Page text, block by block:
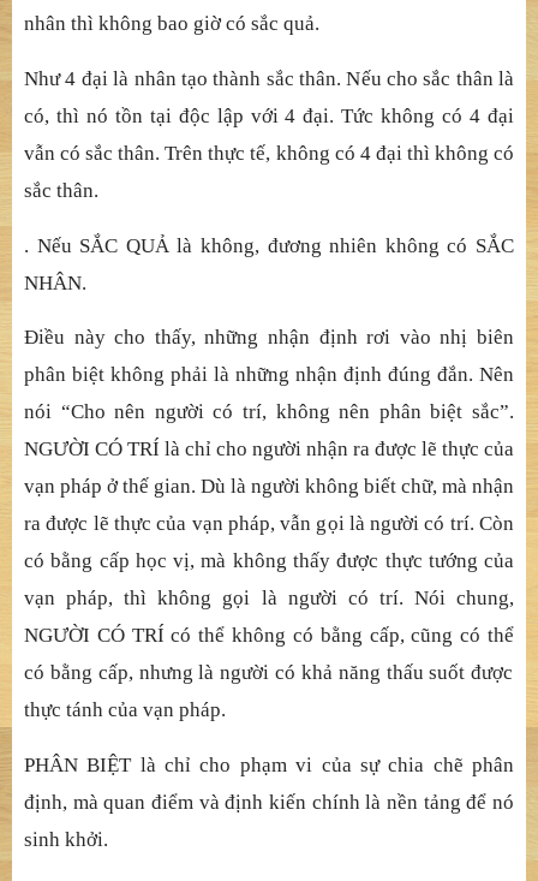
nhân thì không bao giờcó sắc quả.
Như 4 đại là nhân tạo thành sắc thân. Nếu cho sắc thân là
có, thì nó tồn tại độc lập với 4đại. Tức không có 4đại
vẫn có sắc thân. Trên thực tế, không có 4 đại thì không có
sắc thân.
. Nếu SẮC QUẢ là không, đương nhiên không có SẮC
NHÂN.
Điều này cho thấy, những nhận định rơi vào nhị biên
phân biệt không phải là những nhận định đúng đắn. Nên
nói “Cho nên người có trí, không nên phân biệt sắc”.
NGƯỜI CÓ TRÍ là chỉ cho người nhận ra được lẽ thực của
vạn pháp ởthế gian. Dù là người không biết chữ, mà nhận
rađược lẽ thực của vạn pháp, vẫn gọi là người có trí. Còn
có bằng cấp học vị, mà không thấyđược thực tướng của
vạn pháp, thì không gọi là người có trí. Nói chung,
NGƯỜI CÓ TRÍ có thể không có bằng cấp, cũng có thể
có bằng cấp, nhưng là người có khảnăng thấu suốtđược
thực tánh của vạn pháp.
PHÂN BIỆT là chỉ cho phạm vi của sựchia chẽ phân
định, mà quan điểm vàđịnh kiến chính là nền tảngđể nó
sinh khởi.